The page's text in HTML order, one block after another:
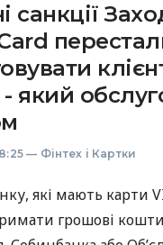
санкції
- який
— Фінтех і Картки
які мають карти
грошові